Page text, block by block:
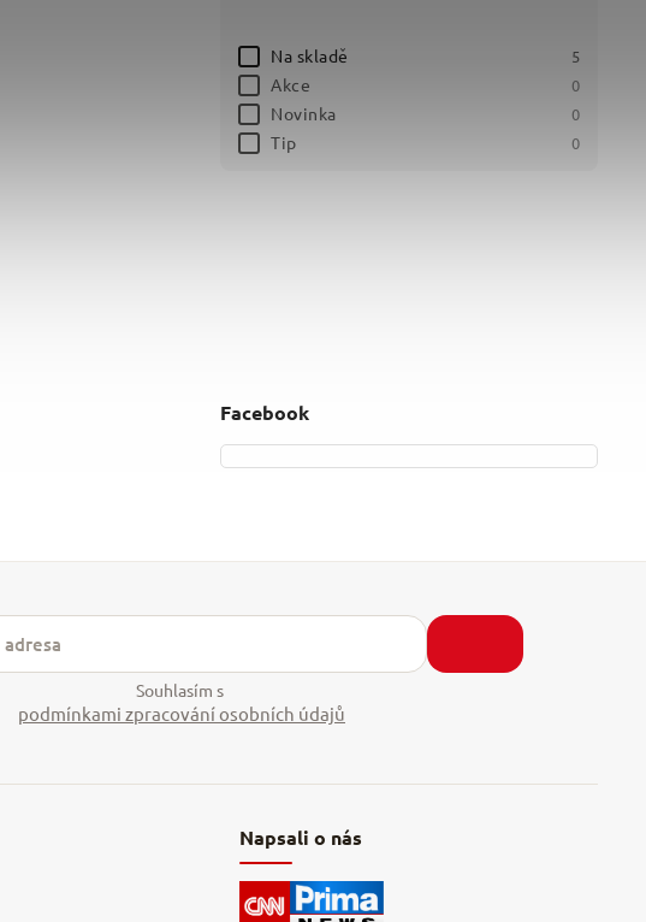
Na skladě 5
Akce 0
Novinka 0
Tip 0
Facebook
Souhlasím s
podmínkami zpracování osobních údajů
Napsali o nás